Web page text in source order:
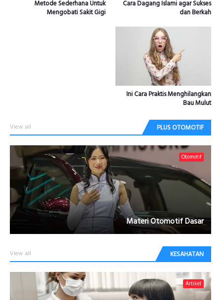
Cara Dagang Islami agar Sukses
dan Berkah
Metode Sederhana Untuk
Mengobati Sakit Gigi
Ini Cara Praktis Menghilangkan
Bau Mulut
PLUS OTOMOTIF
View all
Otomotif
Materi Otomotif Dasar
KESAHATAN
View all
Artikel